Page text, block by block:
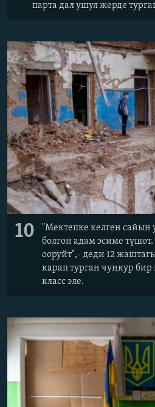
парта дал ушул жерде
10
"Мектепке келген сайын
болгон адам эсиме
ооруйт",- деди 12
карап турган чуңкур
класс эле.